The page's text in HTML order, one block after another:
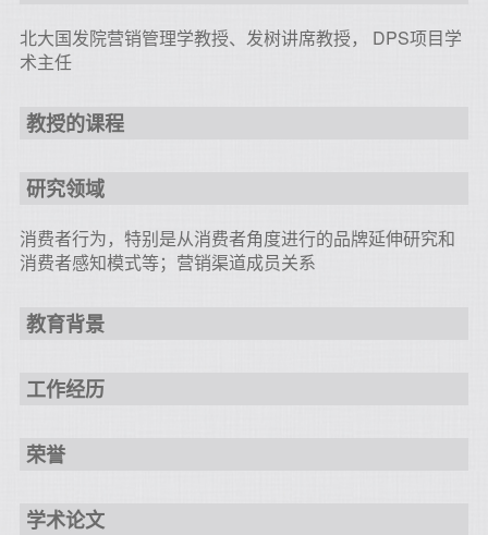
北大国发院营销管理学教授、发树讲席教授， DPS项目学
术主任
教授的课程
研究领域
消费者行为，特别是从消费者角度进行的品牌延伸研究和
消费者感知模式等；营销渠道成员关系
教育背景
工作经历
荣誉
学术论文